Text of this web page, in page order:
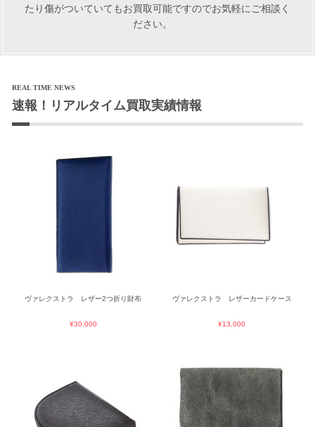
たり傷がついていてもお買取可能ですのでお気軽にご相談く
ださい。
REAL TIME NEWS
速報！リアルタイム買取実績情報
ヴァレクストラ レザー2つ折り財布
¥30,000
ヴァレクストラ レザーカードケース
¥13,000